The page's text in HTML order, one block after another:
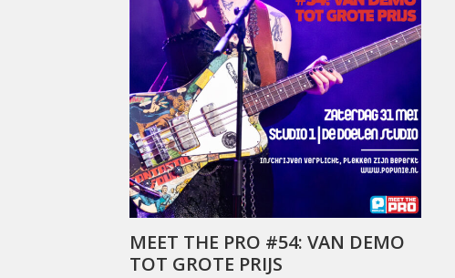
MEET THE PRO #54: VAN DEMO
TOT GROTE PRIJS